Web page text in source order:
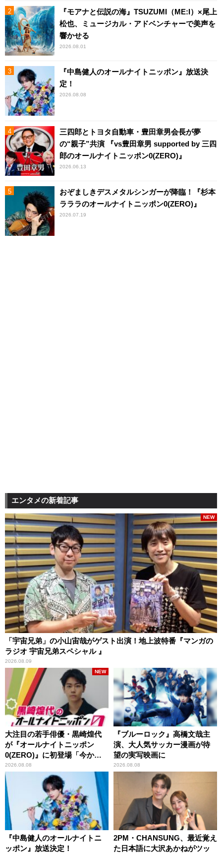
『モアナと伝説の海』TSUZUMI（ME:I）×尾上
松也、ミュージカル・アドベンチャーで美声を
響かせる
2026.08.01
『中島健人のオールナイトニッポン』放送決
定！
2026.08.08
三四郎とトヨタ自動車・豊田章男会長が夢
の“親子”共演 『vs豊田章男 supported by 三四
郎のオールナイトニッポン0(ZERO)』
2026.06.13
おぞましきデスメタルシンガーが降臨！『杉本
ラララのオールナイトニッポン0(ZERO)』
2026.07.19
エンタメの新着記事
「宇宙兄弟」の小山宙哉がゲスト出演！地上波特番『マンガの
ラジオ 宇宙兄弟スペシャル 』
2026.08.09
NEW
大注目の若手俳優・黒崎煌代
が『オールナイトニッポン
0(ZERO)』に初登場「今から
とてもワクワクしておりま
す！」
2026.08.08
NEW
『ブルーロック』高橋文哉主
演、大人気サッカー漫画が待
望の実写映画に
2026.08.08
『中島健人のオールナイトニ
ッポン』放送決定！
2PM・CHANSUNG、最近覚え
た日本語に大沢あかねがツッ